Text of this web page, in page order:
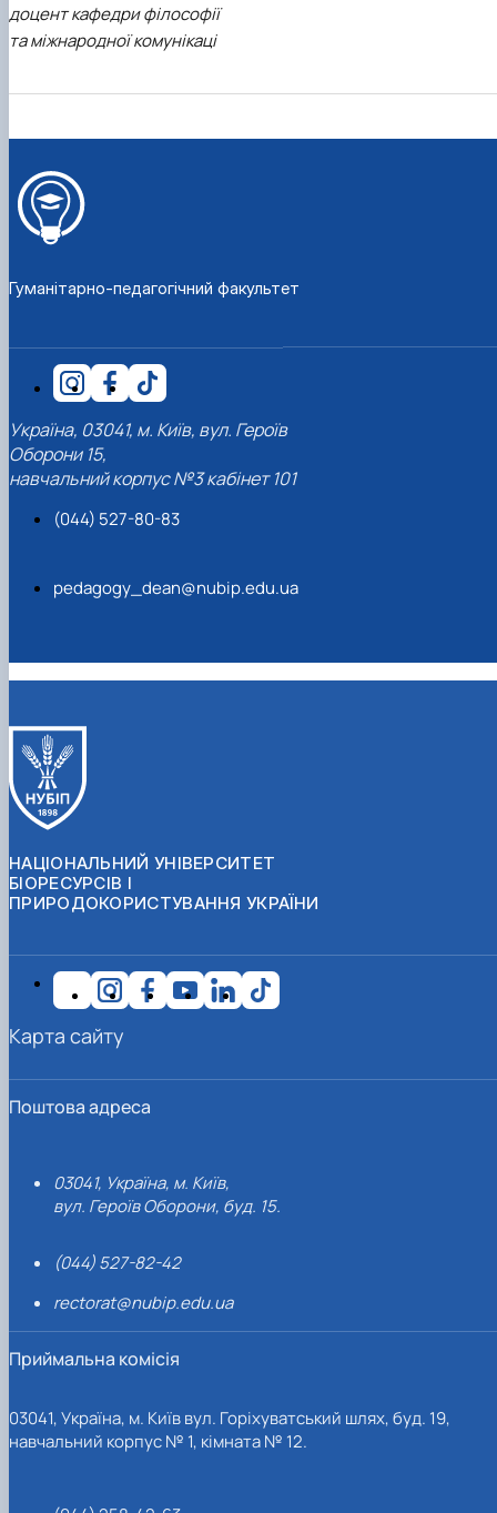
доцент кафедри філософії
та міжнародної комунікаці
Гуманітарно-педагогічний факультет
Україна, 03041, м. Київ, вул. Героїв
Оборони 15,
навчальний корпус №3 кабінет 101
(044) 527-80-83
pedagogy_dean@nubip.edu.ua
НАЦІОНАЛЬНИЙ УНІВЕРСИТЕТ
БІОРЕСУРСІВ І
ПРИРОДОКОРИСТУВАННЯ УКРАЇНИ
Поштова адреса
03041, Україна, м. Київ,
вул. Героїв Оборони, буд. 15.
(044) 527-82-42
rectorat@nubip.edu.ua
Приймальна комісія
03041, Україна, м. Київ вул. Горіхуватський шлях, буд. 19,
навчальний корпус № 1, кімната № 12.
Карта сайту